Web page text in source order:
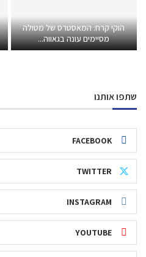
הוקי קרח: המאסטרס של מטולה
מסיימים עונה בגאווה...
שתפו אותנו
FACEBOOK
TWITTER
INSTAGRAM
YOUTUBE